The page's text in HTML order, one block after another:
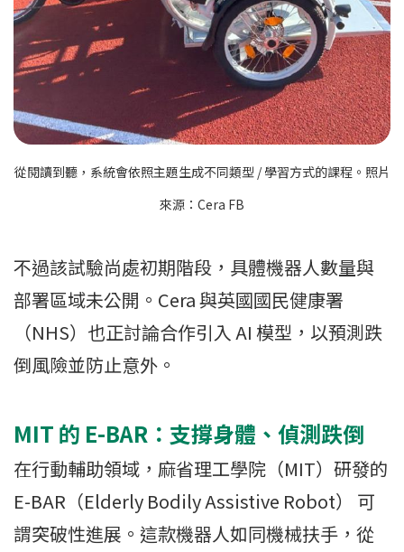
從閱讀到聽，系統會依照主題生成不同類型 / 學習方式的課程。照片
來源：Cera FB
不過該試驗尚處初期階段，具體機器人數量與
部署區域未公開。Cera 與英國國民健康署
（NHS）也正討論合作引入 AI 模型，以預測跌
倒風險並防止意外。
MIT 的 E-BAR：支撐身體、偵測跌倒
在行動輔助領域，麻省理工學院（MIT）研發的
E-BAR（Elderly Bodily Assistive Robot） 可
謂突破性進展。這款機器人如同機械扶手，從